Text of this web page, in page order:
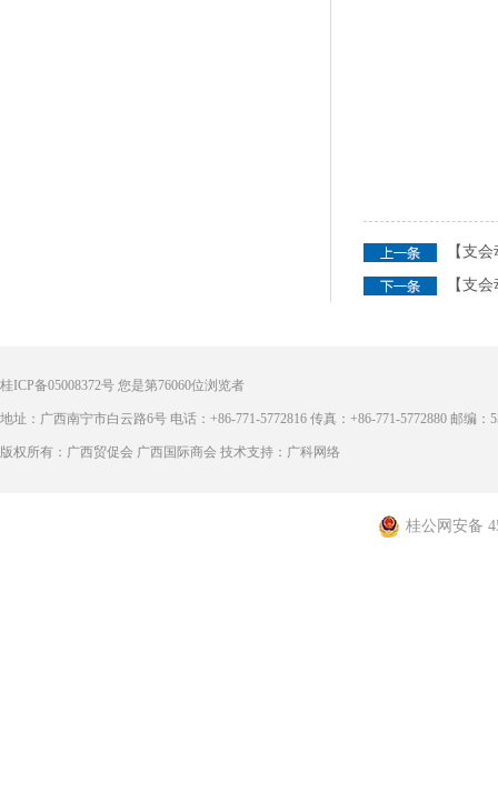
【支
【支
桂ICP备05008372号 您是第76060位浏览者
地址：广西南宁市白云路6号 电话：+86-771-5772816 传真：+86-771-5772880 邮编：
版权所有：广西贸促会 广西国际商会 技术支持：广科网络
桂公网安备